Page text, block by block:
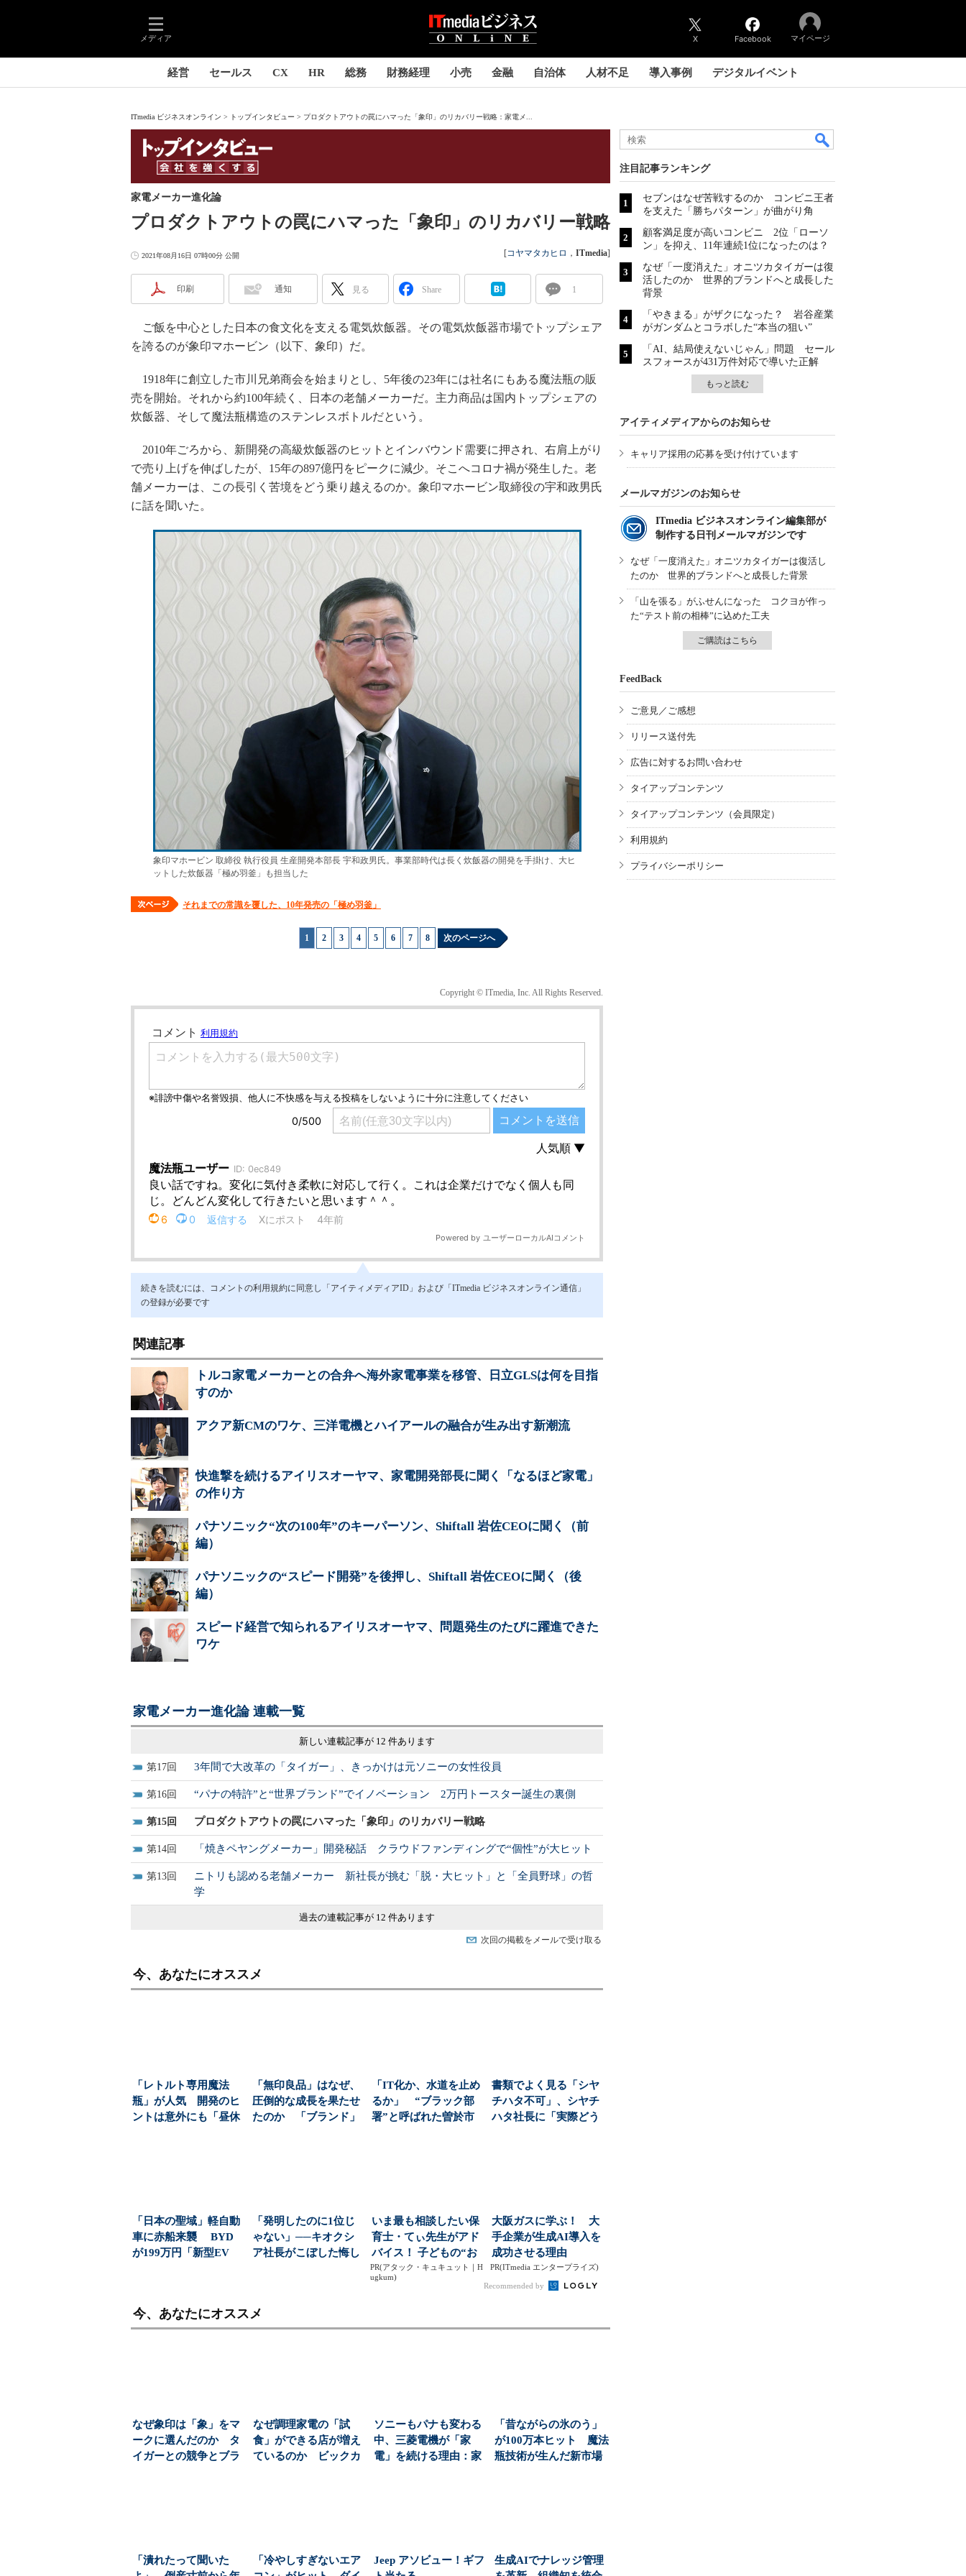
メディア X Facebook マイページ
経営 セールス CX HR 総務 財務経理 小売 金融 自治体 人材不足 導入事例 デジタルイベント
ITmedia ビジネスオンライン トップインタビュー プロダクトアウトの罠にハマった「象印」のリカバリー戦略：家電メ...
プロダクトアウトの罠にハマった「象印」のリカバリー戦略
家電メーカー進化論
2021年08月16日 07時00分 公開 [コヤマタカヒロ ， ITmedia]
印刷 通知 見る Share 1
ご飯を中心とした日本の食文化を支える電気炊飯器。その電気炊飯器市場でトップシェア
を誇るのが象印マホービン（以下、象印）だ。
1918年に創立した市川兄弟商会を始まりとし、5年後の23年には社名にもある魔法瓶の販
売を開始。それから約100年続く、日本の老舗メーカーだ。主力商品は国内トップシェアの
炊飯器、そして魔法瓶構造のステンレスボトルだという。
2010年ごろから、新開発の高級炊飯器のヒットとインバウンド需要に押され、右肩上がり
で売り上げを伸ばしたが、15年の897億円をピークに減少。そこへコロナ禍が発生した。老
舗メーカーは、この長引く苦境をどう乗り越えるのか。象印マホービン取締役の宇和政男氏
に話を聞いた。
象印マホービン 取締役 執行役員 生産開発本部長 宇和政男氏。事業部時代は長く炊飯器の開発を手掛け、大ヒ
ットした炊飯器「極め羽釜」も担当した
それまでの常識を覆した、10年発売の「極め羽釜」
1 2 3 4 5 6 7 8 次のページへ
Copyright © ITmedia, Inc. All Rights Reserved.
続きを読むには、コメントの利用規約に同意し「アイティメディアID」および「ITmedia ビジネスオンライン通信」
の登録が必要です
関連記事
トルコ家電メーカーとの合弁へ海外家電事業を移管、日立GLSは何を目指
すのか
アクア新CMのワケ、三洋電機とハイアールの融合が生み出す新潮流
快進撃を続けるアイリスオーヤマ、家電開発部長に聞く「なるほど家電」
の作り方
パナソニック“次の100年”のキーパーソン、Shiftall 岩佐CEOに聞く（前
編）
パナソニックの“スピード開発”を後押し、Shiftall 岩佐CEOに聞く（後
編）
スピード経営で知られるアイリスオーヤマ、問題発生のたびに躍進できた
ワケ
家電メーカー進化論 連載一覧
次回の掲載をメールで受け取る
新しい連載記事が 12 件あります
17 3年間で大改革の「タイガー」、きっかけは元ソニーの女性役員
16 “パナの特許”と“世界ブランド”でイノベーション 2万円トースター誕生の裏側
15 プロダクトアウトの罠にハマった「象印」のリカバリー戦略
14 「焼きペヤングメーカー」開発秘話 クラウドファンディングで“個性”が大ヒット
13
ニトリも認める老舗メーカー 新社長が挑む「脱・大ヒット」と「全員野球」の哲
学
過去の連載記事が 12 件あります
今、あなたにオススメ
「レトルト専用魔法
瓶」が人気 開発のヒ
ントは意外にも「昼休
「無印良品」はなぜ、
圧倒的な成長を果たせ
たのか 「ブランド」
「IT化か、水道を止め
るか」 “ブラック部
署”と呼ばれた曽於市
書類でよく見る「シヤ
チハタ不可」、シヤチ
ハタ社長に「実際どう
「日本の聖域」軽自動
車に赤船来襲 BYD
が199万円「新型EV
「発明したのに1位じ
ゃない」──キオクシ
ア社長がこぼした悔し
いま最も相談したい保
育士・てぃ先生がアド
バイス！ 子どもの“お
てつだい”に、どん...
PR(アタック・キュキュット｜H
ugkum)
大阪ガスに学ぶ！ 大
手企業が生成AI導入を
成功させる理由
PR(ITmedia エンタープライズ)
Recommended by
今、あなたにオススメ
なぜ象印は「象」をマ
ークに選んだのか タ
イガーとの競争とブラ
なぜ調理家電の「試
食」ができる店が増え
ているのか ビックカ
ソニーもパナも変わる
中、三菱電機が「家
電」を続ける理由：家
「昔ながらの氷のう」
が100万本ヒット 魔法
瓶技術が生んだ新市場
「潰れたって聞いた
「冷やしすぎないエア
Jeep アソビュー！ギフ
生成AIでナレッジ管理
注目記事ランキング
セブンはなぜ苦戦するのか コンビニ王者
を支えた「勝ちパターン」が曲がり角
顧客満足度が高いコンビニ 2位「ローソ
ン」を抑え、11年連続1位になったのは？
なぜ「一度消えた」オニツカタイガーは復
活したのか 世界的ブランドへと成長した
背景
「やきまる」がザクになった？ 岩谷産業
がガンダムとコラボした“本当の狙い”
「AI、結局使えないじゃん」問題 セール
スフォースが431万件対応で導いた正解
もっと読む
アイティメディアからのお知らせ
キャリア採用の応募を受け付けています
メールマガジンのお知らせ
ITmedia ビジネスオンライン編集部が
制作する日刊メールマガジンです
なぜ「一度消えた」オニツカタイガーは復活し
たのか 世界的ブランドへと成長した背景
「山を張る」がふせんになった コクヨが作っ
た“テスト前の相棒”に込めた工夫
ご購読はこちら
FeedBack
ご意見／ご感想
リリース送付先
広告に対するお問い合わせ
タイアップコンテンツ
タイアップコンテンツ（会員限定）
利用規約
プライバシーポリシー